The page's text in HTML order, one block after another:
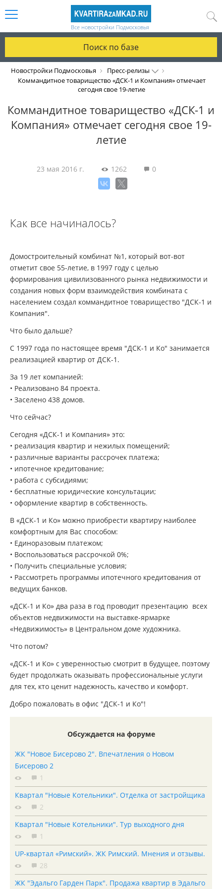
Все новостройки Подмосковья
Поиск по базе
Новостройки Подмосковья
Пресс-релизы
Коммандитное товарищество «ДСК-1 и Компания» отмечает
сегодня свое 19-летие
Коммандитное товарищество «ДСК-1 и
Компания» отмечает сегодня свое 19-
летие
23 мая 2016 г. 1262 0
Как все начиналось?
Домостроительный комбинат №1, который вот-вот
отметит свое 55-летие, в 1997 году с целью
формирования цивилизованного рынка недвижимости и
создания новых форм взаимодействия комбината с
населением создал коммандитное товарищество "ДСК-1 и
Компания".
Что было дальше?
С 1997 года по настоящее время "ДСК-1 и Ко" занимается
реализацией квартир от ДСК-1.
За 19 лет компанией:
• Реализовано 84 проекта.
• Заселено 438 домов.
Что сейчас?
Сегодня «ДСК-1 и Компания» это:
• реализация квартир и нежилых помещений;
• различные варианты рассрочек платежа;
• ипотечное кредитование;
• работа с субсидиями;
• бесплатные юридические консультации;
• оформление квартир в собственность.
В «ДСК-1 и Ко» можно приобрести квартиру наиболее
комфортным для Вас способом:
• Единоразовым платежом;
• Воспользоваться рассрочкой 0%;
• Получить специальные условия;
• Рассмотреть программы ипотечного кредитования от
ведущих банков.
«ДСК-1 и Ко» два раза в год проводит презентацию всех
объектов недвижимости на выставке-ярмарке
«Недвижимость» в Центральном доме художника.
Что потом?
«ДСК-1 и Ко» с уверенностью смотрит в будущее, поэтому
будет продолжать оказывать профессиональные услуги
для тех, кто ценит надежность, качество и комфорт.
Добро пожаловать в офис "ДСК-1 и Ко"!
Обсуждается на форуме
ЖК "Новое Бисерово 2". Впечатления о Новом
Бисерово 2
1
Квартал "Новые Котельники". Отделка от застройщика
2
Квартал "Новые Котельники". Тур выходного дня
1
UP-квартал «Римский». ЖК Римский. Мнения и отзывы.
28
ЖК "Эдальго Гарден Парк". Продажа квартир в Эдальго